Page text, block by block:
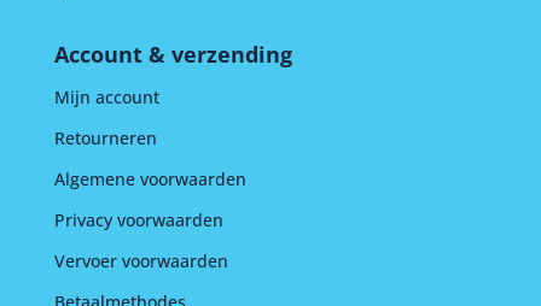
Account & verzending
Mijn account
Retourneren
Algemene voorwaarden
Privacy voorwaarden
Vervoer voorwaarden